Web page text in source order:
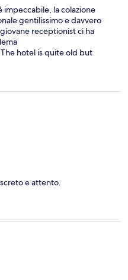
impeccabile, la colazione
gentilissimo e davvero
receptionist ci ha
hotel is quite old but
above average, you can
overall Hotel staff is nice,
e attento.